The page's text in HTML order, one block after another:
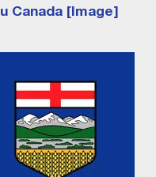
Canada [Image]